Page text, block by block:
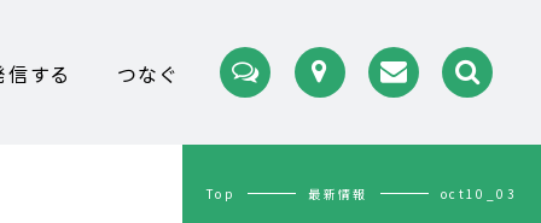
信する つなぐ
Top 最新情報 oct10_03